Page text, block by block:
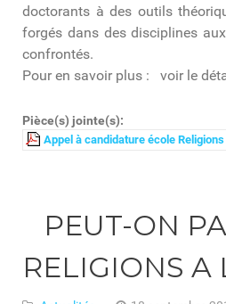
doctorants à des outils
forgés dans des disciplines
confrontés.
Pour en savoir plus : voir le
Pièce(s) jointe(s):
Appel à candidature école
PEUT-ON
RELIGIONS A